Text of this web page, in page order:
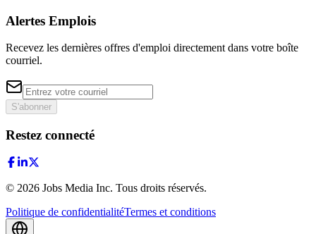
Alertes Emplois
Recevez les dernières offres d'emploi directement dans votre boîte
courriel.
S'abonner
Restez connecté
© 2026 Jobs Media Inc. Tous droits réservés.
Politique de confidentialitéTermes et conditions